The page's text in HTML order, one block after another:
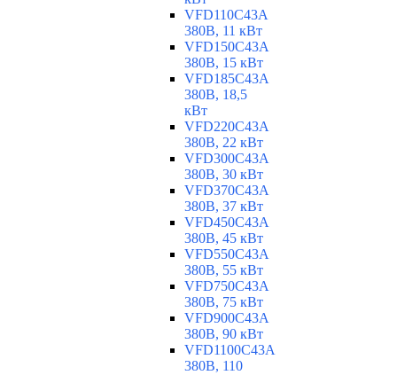
VFD110C43A
380В, 11 кВт
VFD150C43A
380В, 15 кВт
VFD185C43A
380В, 18,5
кВт
VFD220C43A
380В, 22 кВт
VFD300C43A
380В, 30 кВт
VFD370C43A
380В, 37 кВт
VFD450C43A
380В, 45 кВт
VFD550C43A
380В, 55 кВт
VFD750C43A
380В, 75 кВт
VFD900C43A
380В, 90 кВт
VFD1100C43A
380В, 110